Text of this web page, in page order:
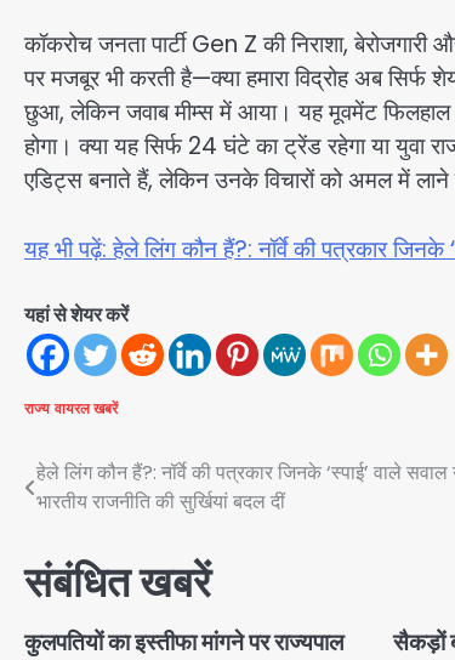
कॉकरोच जनता पार्टी Gen Z की निराशा,
पर मजबूर भी करती है—क्या हमारा विद्रोह अब
छुआ, लेकिन जवाब मीम्स में आया। यह मूवमेंट फिलहाल
होगा। क्या यह सिर्फ 24 घंटे का ट्रेंड रहेगा या युवा
एडिट्स बनाते हैं, लेकिन उनके विचारों को अमल में लाने
यह भी पढ़ें: हेले लिंग कौन हैं?: नॉर्वे की पत्रकार जिनके
यहां से शेयर करें
राज्य वायरल खबरें
Post
navigation
हेले लिंग कौन हैं?: नॉर्वे की पत्रकार जिनके ‘स्पाई’ वाले
भारतीय राजनीति की सुर्खियां बदल दीं
संबंधित खबरें
कुलपतियों का इस्तीफा मांगने पर राज्यपाल सैकड़ों